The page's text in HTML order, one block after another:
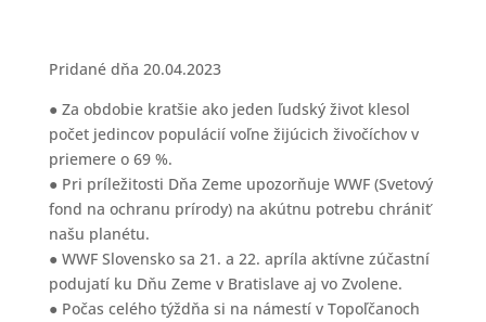
Pridané dňa 20.04.2023
● Za obdobie kratšie ako jeden ľudský život klesol
počet jedincov populácií voľne žijúcich živočíchov v
priemere o 69 %.
● Pri príležitosti Dňa Zeme upozorňuje WWF (Svetový
fond na ochranu prírody) na akútnu potrebu chrániť
našu planétu.
● WWF Slovensko sa 21. a 22. apríla aktívne zúčastní
podujatí ku Dňu Zeme v Bratislave aj vo Zvolene.
● Počas celého týždňa si na námestí v Topoľčanoch